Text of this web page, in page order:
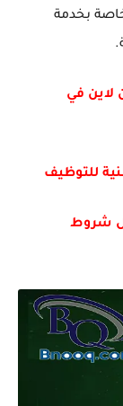
بخدمة
لاين في
للتوظيف
شروط